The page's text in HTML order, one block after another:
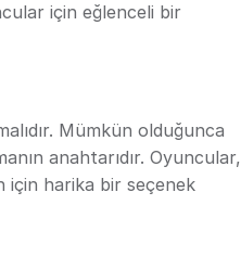
için eğlenceli bir
Mümkün olduğunca
anahtarıdır. Oyuncular,
için harika bir seçenek